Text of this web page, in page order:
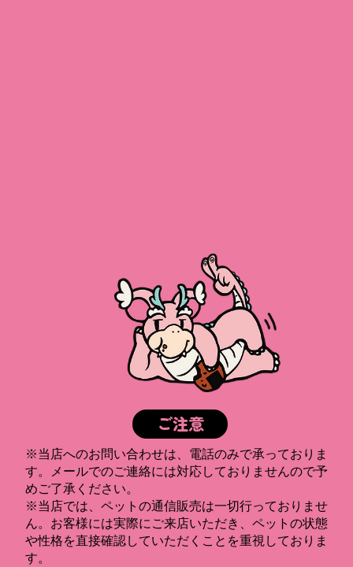
ご注意
※当店へのお問い合わせは、電話のみで承っておりま
す。メールでのご連絡には対応しておりませんので予
めご了承ください。
※当店では、ペットの通信販売は一切行っておりませ
ん。お客様には実際にご来店いただき、ペットの状態
や性格を直接確認していただくことを重視しておりま
す。